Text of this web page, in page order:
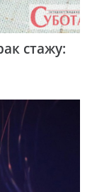
стажу: